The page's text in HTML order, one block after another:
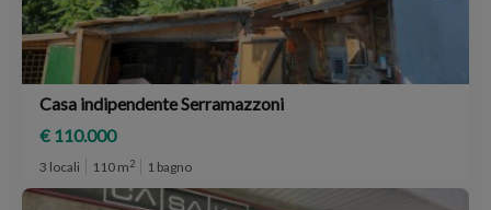
Casa indipendente Serramazzoni
€ 110.000
3 locali 110 m2 1 bagno